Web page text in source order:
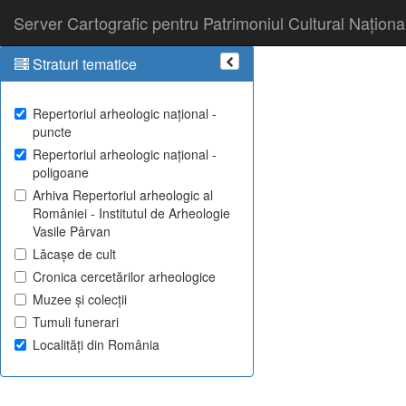
Server Cartografic pentru Patrimoniul Cultural
Straturi tematice
Repertoriul arheologic național -
puncte
Repertoriul arheologic național -
poligoane
Arhiva Repertoriul arheologic al
României - Institutul de Arheologie
Vasile Pârvan
Lăcașe de cult
Cronica cercetărilor arheologice
Muzee și colecții
Tumuli funerari
Localități din România